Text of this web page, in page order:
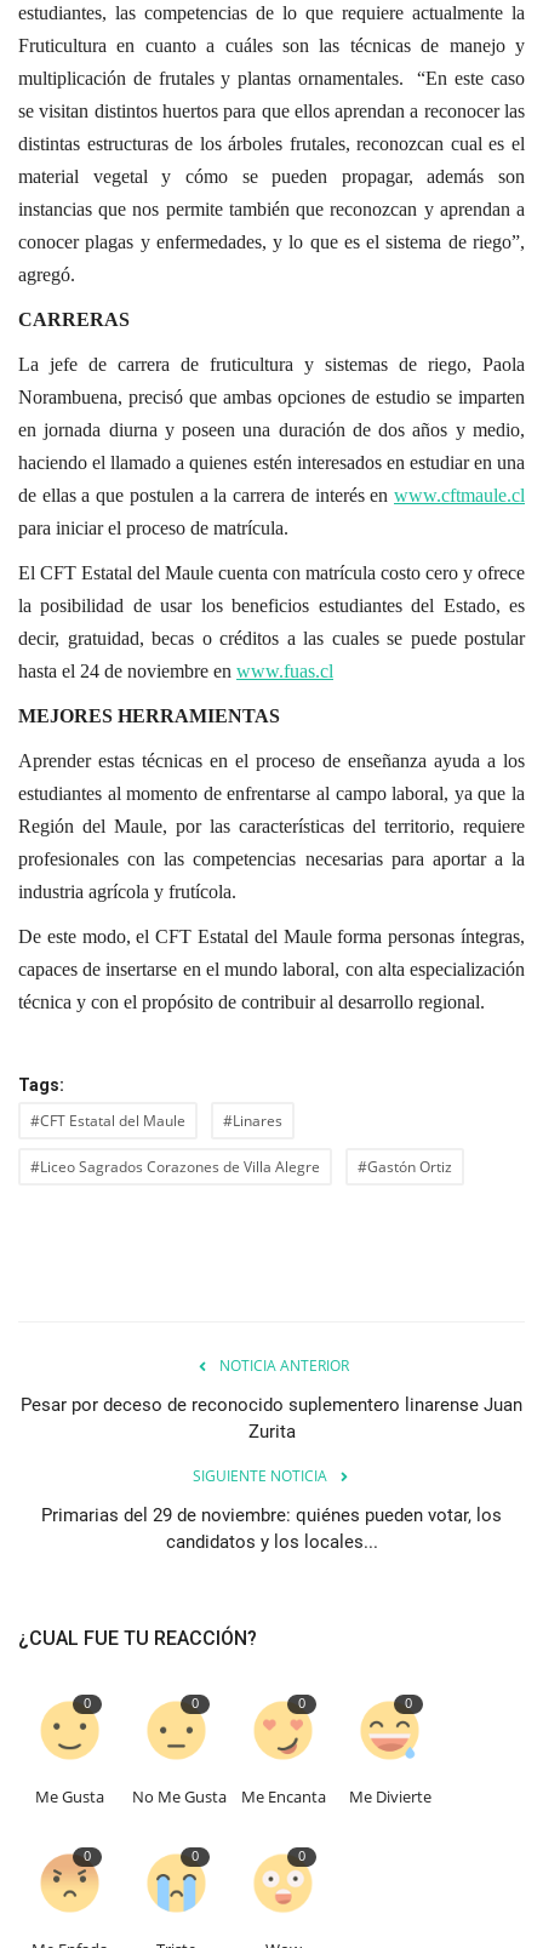
estudiantes, las competencias de lo que requiere actualmente la
Fruticultura en cuanto a cuáles son las técnicas de manejo y
multiplicación de frutales y plantas ornamentales. “En este caso
se visitan distintos huertos para que ellos aprendan a reconocer las
distintas estructuras de los árboles frutales, reconozcan cual es el
material vegetal y cómo se pueden propagar, además son
instancias que nos permite también que reconozcan y aprendan a
conocer plagas y enfermedades, y lo que es el sistema de riego”,
agregó.
CARRERAS
La jefe de carrera de fruticultura y sistemas de riego, Paola
Norambuena, precisó que ambas opciones de estudio se imparten
en jornada diurna y poseen una duración de dos años y medio,
haciendo el llamado a quienes estén interesados en estudiar en una
de ellas a que postulen a la carrera de interés en www.cftmaule.cl
para iniciar el proceso de matrícula.
El CFT Estatal del Maule cuenta con matrícula costo cero y ofrece
la posibilidad de usar los beneficios estudiantes del Estado, es
decir, gratuidad, becas o créditos a las cuales se puede postular
hasta el 24 de noviembre en www.fuas.cl
MEJORES HERRAMIENTAS
Aprender estas técnicas en el proceso de enseñanza ayuda a los
estudiantes al momento de enfrentarse al campo laboral, ya que la
Región del Maule, por las características del territorio, requiere
profesionales con las competencias necesarias para aportar a la
industria agrícola y frutícola.
De este modo, el CFT Estatal del Maule forma personas íntegras,
capaces de insertarse en el mundo laboral, con alta especialización
técnica y con el propósito de contribuir al desarrollo regional.
Tags:
#CFT Estatal del Maule #Linares
#Liceo Sagrados Corazones de Villa Alegre #Gastón Ortiz
NOTICIA ANTERIOR
Pesar por deceso de reconocido suplementero linarense Juan
Zurita
SIGUIENTE NOTICIA
Primarias del 29 de noviembre: quiénes pueden votar, los
candidatos y los locales...
¿CUAL FUE TU REACCIÓN?
0
Me Gusta
0
No Me Gusta
0
Me Encanta
0
Me Divierte
0 0 0